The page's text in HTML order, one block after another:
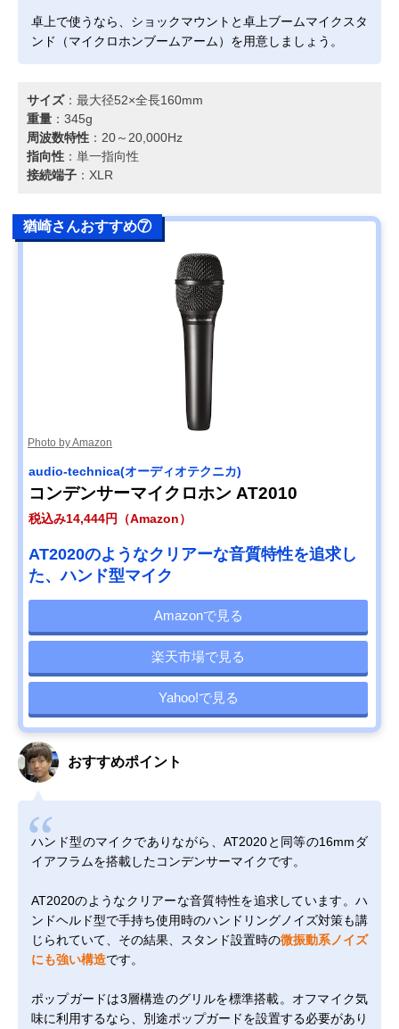
卓上で使うなら、ショックマウントと卓上ブームマイクスタ
ンド（マイクロホンブームアーム）を用意しましょう。
サイズ：最大径52×全長160mm
重量 ：345g
周波数特性 ：20～20,000Hz
指向性 ：単一指向性
接続端子 ：XLR
猶崎さんおすすめ⑦
Photo by Amazon
audio-technica(オーディオテクニカ)
コンデンサーマイクロホン AT2010
税込み14,444円（Amazon）
AT2020のようなクリアーな音質特性を追求し
た、ハンド型マイク
Amazonで見る
楽天市場で見る
Yahoo!で見る
おすすめポイント
ハンド型のマイクでありながら、AT2020と同等の16mmダ
イアフラムを搭載したコンデンサーマイクです。
AT2020のようなクリアーな音質特性を追求しています。ハ
ンドヘルド型で手持ち使用時のハンドリングノイズ対策も講
じられていて、その結果、スタンド設置時の微振動系ノイズ
にも強い構造です。
ポップガードは3層構造のグリルを標準搭載。オフマイク気
味に利用するなら、別途ポップガードを設置する必要があり